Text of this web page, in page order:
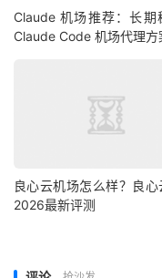
Claude 机场推荐：长期
Claude Code 机场代理方
良心云机场怎么样？良心
2026最新评测